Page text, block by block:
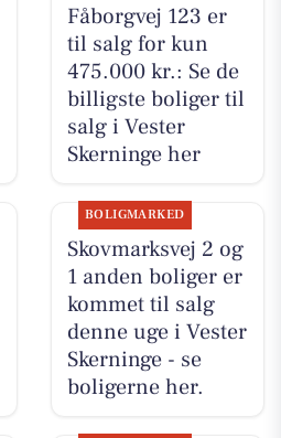
Fåborgvej 123 er
til salg for kun
475.000 kr.: Se de
billigste boliger til
salg i Vester
Skerninge her
BOLIGMARKED
Skovmarksvej 2 og
1 anden boliger er
kommet til salg
denne uge i Vester
Skerninge - se
boligerne her.